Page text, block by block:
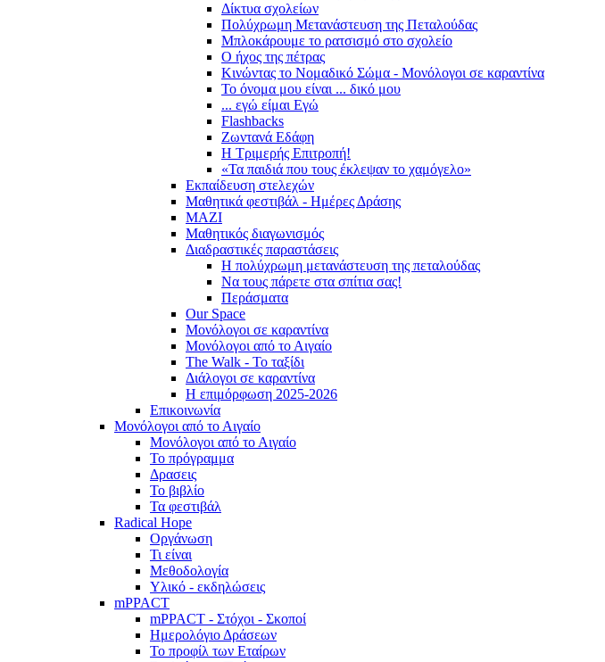
Δίκτυα σχολείων
Πολύχρωμη Μετανάστευση της Πεταλούδας
Μπλοκάρουμε το ρατσισμό στο σχολείο
Ο ήχος της πέτρας
Κινώντας το Νομαδικό Σώμα - Μονόλογοι σε καραντίνα
Το όνομα μου είναι ... δικό μου
... εγώ είμαι Εγώ
Flashbacks
Ζωντανά Εδάφη
Η Τριμερής Επιτροπή!
«Τα παιδιά που τους έκλεψαν το χαμόγελο»
Εκπαίδευση στελεχών
Μαθητικά φεστιβάλ - Ημέρες Δράσης
ΜΑΖΙ
Μαθητικός διαγωνισμός
Διαδραστικές παραστάσεις
Η πολύχρωμη μετανάστευση της πεταλούδας
Να τους πάρετε στα σπίτια σας!
Περάσματα
Our Space
Μονόλογοι σε καραντίνα
Μονόλογοι από το Αιγαίο
The Walk - Το ταξίδι
Διάλογοι σε καραντίνα
Η επιμόρφωση 2025-2026
Επικοινωνία
Μονόλογοι από το Αιγαίο
Μονόλογοι από το Αιγαίο
Το πρόγραμμα
Δρασεις
Το βιβλίο
Τα φεστιβάλ
Radical Hope
Οργάνωση
Τι είναι
Μεθοδολογία
Υλικό - εκδηλώσεις
mPPACT
mPPACT - Στόχοι - Σκοποί
Ημερολόγιο Δράσεων
Το προφίλ των Εταίρων